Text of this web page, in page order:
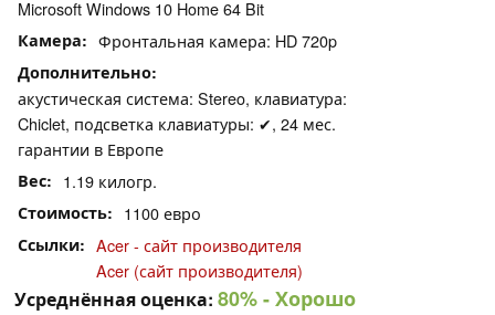
Microsoft Windows 10 Home 64 Bit
Камера Фронтальная камера: HD 720p
Дополнительно
акустическая система: Stereo, клавиатура:
Chiclet, подсветка клавиатуры: ✔, 24 мес.
гарантии в Европе
Вес 1.19 килогр.
Стоимость 1100 евро
Ссылки
Acer - сайт производителя
Acer (сайт производителя)
Усреднённая оценка: 80%- Хорошо